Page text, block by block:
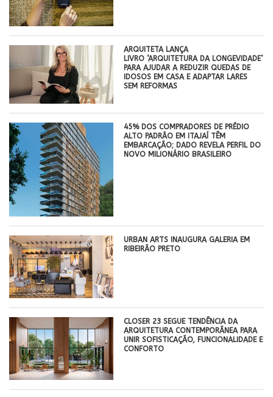
ARQUITETA LANÇA
LIVRO ‘ARQUITETURA DA LONGEVIDADE’
PARA AJUDAR A REDUZIR QUEDAS DE
IDOSOS EM CASA E ADAPTAR LARES
SEM REFORMAS
45% DOS COMPRADORES DE PRÉDIO
ALTO PADRÃO EM ITAJAÍ TÊM
EMBARCAÇÃO; DADO REVELA PERFIL DO
NOVO MILIONÁRIO BRASILEIRO
​URBAN ARTS INAUGURA GALERIA EM
RIBEIRÃO PRETO
CLOSER 23 SEGUE TENDÊNCIA DA
ARQUITETURA CONTEMPORÂNEA PARA
UNIR SOFISTICAÇÃO, FUNCIONALIDADE E
CONFORTO